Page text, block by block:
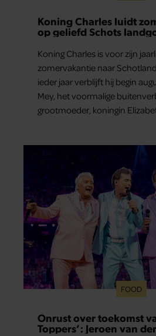
Koning Charles luidt
op geliefd Schots
Koning Charles is voor zijn
zomervakantie naar
ieder jaar verblijft hij begin
Mey, het voormalige
grootmoeder, koningin
FOOD
Onrust over toekomst
Toppers’: Jeroen van